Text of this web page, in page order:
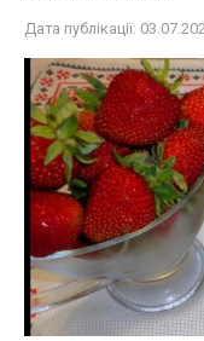
Дата публікації: